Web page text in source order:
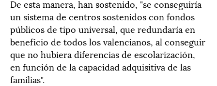
De esta manera, han sostenido, "se conseguiría
un sistema de centros sostenidos con fondos
públicos de tipo universal, que redundaría en
beneficio de todos los valencianos, al conseguir
que no hubiera diferencias de escolarización,
en función de la capacidad adquisitiva de las
familias".